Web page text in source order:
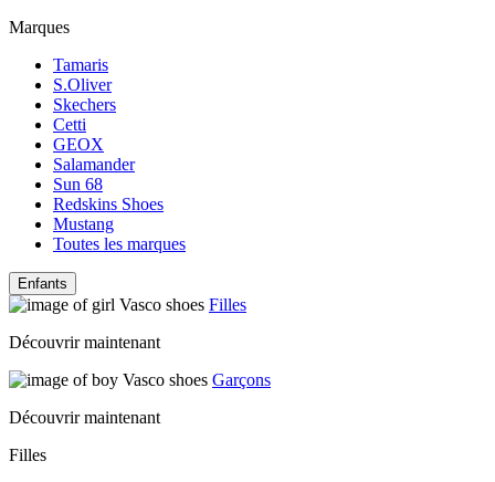
Marques
Tamaris
S.Oliver
Skechers
Cetti
GEOX
Salamander
Sun 68
Redskins Shoes
Mustang
Toutes les marques
Enfants
Filles
Découvrir maintenant
Garçons
Découvrir maintenant
Filles